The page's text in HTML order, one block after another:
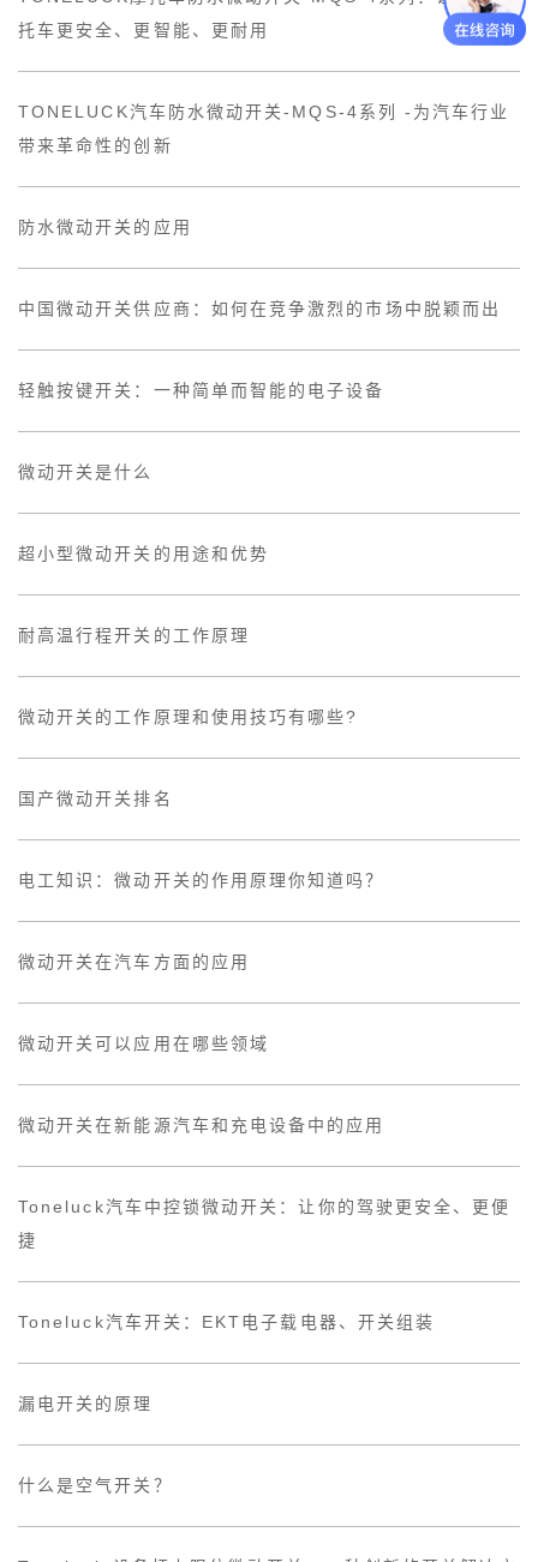
托车更安全、更智能、更耐用
TONELUCK汽车防水微动开关-MQS-4系列 -为汽车行业
带来革命性的创新
防水微动开关的应用
中国微动开关供应商：如何在竞争激烈的市场中脱颖而出
轻触按键开关：一种简单而智能的电子设备
微动开关是什么
超小型微动开关的用途和优势
耐高温行程开关的工作原理
微动开关的工作原理和使用技巧有哪些?
国产微动开关排名
电工知识：微动开关的作用原理你知道吗？
微动开关在汽车方面的应用
微动开关可以应用在哪些领域
微动开关在新能源汽车和充电设备中的应用
Toneluck汽车中控锁微动开关：让你的驾驶更安全、更便
捷
Toneluck汽车开关：EKT电子载电器、开关组装
漏电开关的原理
什么是空气开关？